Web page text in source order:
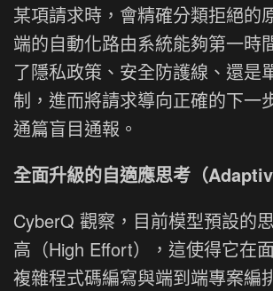
某項請求時，會精確分類拒絕的
端的自動化路由系統能夠第一時
了隱私政策、安全防護線、還是
制，進而將請求導向正確的下一
通篇盲目通報。
全面升級的自適應思考（
CyberQ 觀察，目前模型預設的
高（High Effort），這使得它在
複雜程式碼編寫與端到端專案編